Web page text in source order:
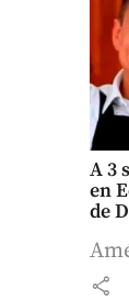
A 3
en
de
share